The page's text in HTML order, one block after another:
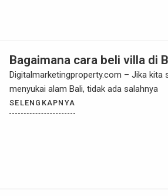
Bagaimana cara beli villa di
Digitalmarketingproperty.com – Jika kita
menyukai alam Bali, tidak ada salahnya
SELENGKAPNYA